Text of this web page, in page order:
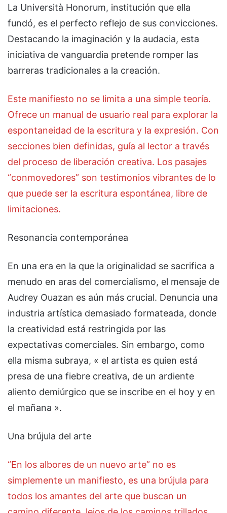
La Università Honorum, institución que ella
fundó, es el perfecto reflejo de sus convicciones.
Destacando la imaginación y la audacia, esta
iniciativa de vanguardia pretende romper las
barreras tradicionales a la creación.
Este manifiesto no se limita a una simple teoría.
Ofrece un manual de usuario real para explorar la
espontaneidad de la escritura y la expresión. Con
secciones bien definidas, guía al lector a través
del proceso de liberación creativa. Los pasajes
“conmovedores” son testimonios vibrantes de lo
que puede ser la escritura espontánea, libre de
limitaciones.
Resonancia contemporánea
En una era en la que la originalidad se sacrifica a
menudo en aras del comercialismo, el mensaje de
Audrey Ouazan es aún más crucial. Denuncia una
industria artística demasiado formateada, donde
la creatividad está restringida por las
expectativas comerciales. Sin embargo, como
ella misma subraya, « el artista es quien está
presa de una fiebre creativa, de un ardiente
aliento demiúrgico que se inscribe en el hoy y en
el mañana ».
Una brújula del arte
“En los albores de un nuevo arte” no es
simplemente un manifiesto, es una brújula para
todos los amantes del arte que buscan un